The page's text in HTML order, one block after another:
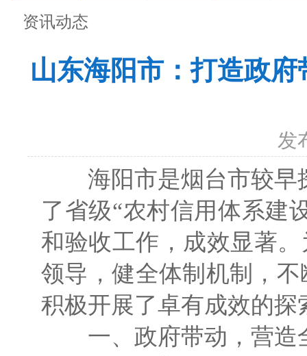
资讯动态
山东海阳市：打造政
发
海阳市是烟台市较早探
了省级“农村信用体系建
和验收工作，成效显著
领导，健全体制机制，
积极开展了卓有成效的探
一、政府带动，营